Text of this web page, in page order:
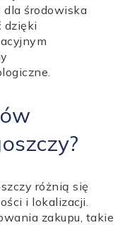
dla środowiska
dzięki
różnią się
i lokalizacji.
zakupu, takie